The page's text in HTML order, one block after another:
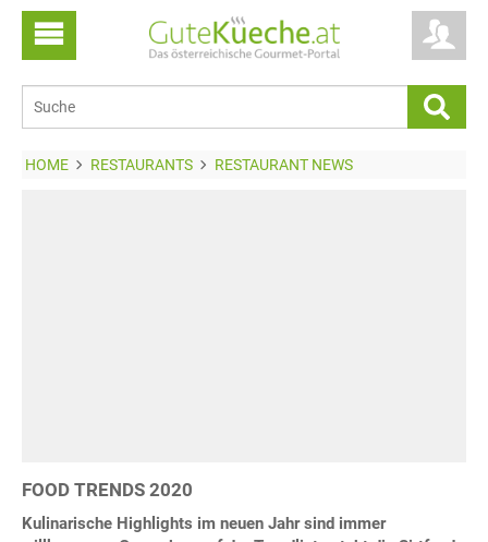
HOME RESTAURANTS RESTAURANT NEWS
FOOD TRENDS 2020
Kulinarische Highlights im neuen Jahr sind immer